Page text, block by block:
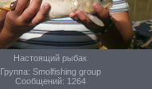
Настоящий рыбак
Группа: Smolfishing group
Сообщений: 1264